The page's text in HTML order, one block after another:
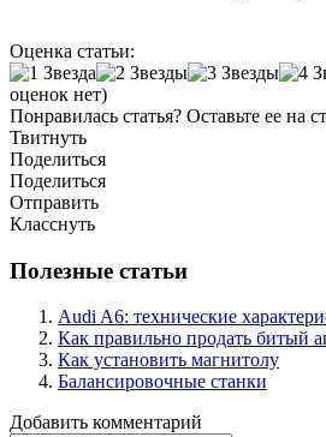
Оценка статьи:
оценок нет)
Понравилась статья? Оставьте ее на
Твитнуть
Поделиться
Поделиться
Отправить
Класснуть
Полезные статьи
Audi A6: технические
Как правильно продать битый
Как установить магнитолу
Балансировочные станки
Добавить комментарий